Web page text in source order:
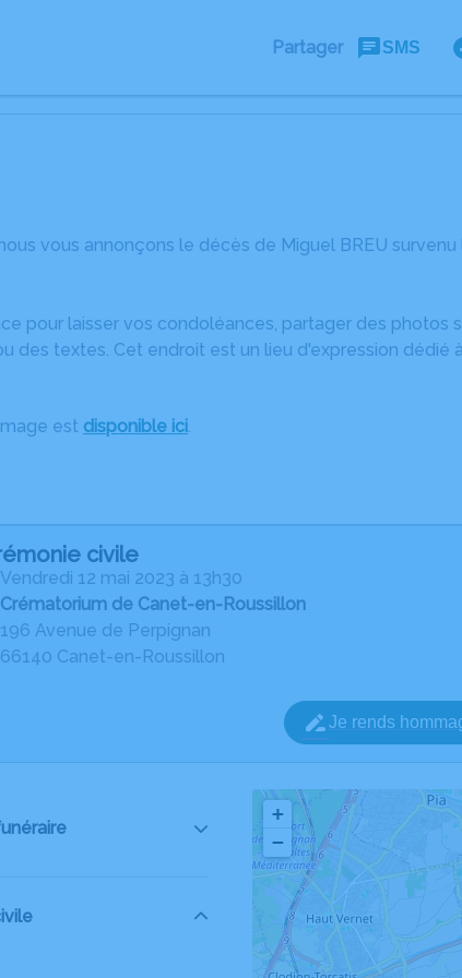
Partager SMS
vous annonçons le décès de Miguel BREU
pour laisser vos condoléances, partager des photos
des textes. Cet endroit est un lieu d'expression dédié
est disponible ici.
civile
vendredi 12 mai 2023 à 13h30
Crématorium de Canet-en-Roussillon
196 Avenue de Perpignan
66140 Canet-en-Roussillon
Je rends
+
−